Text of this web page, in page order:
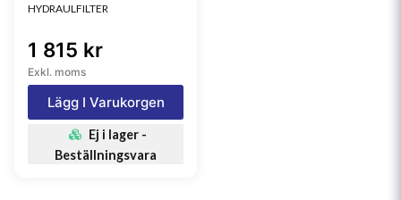
HYDRAULFILTER
1 815 kr
Exkl. moms
Lägg I Varukorgen
Ej i lager -
Beställningsvara